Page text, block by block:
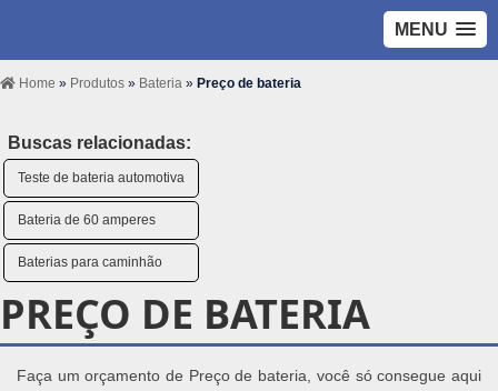
MENU
Home » Produtos » Bateria » Preço de bateria
Buscas relacionadas:
Teste de bateria automotiva
Bateria de 60 amperes
Baterias para caminhão
PREÇO DE BATERIA
Faça um orçamento de Preço de bateria, você só consegue aqui